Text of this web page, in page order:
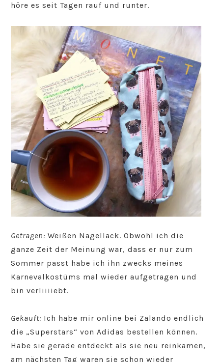
höre es seit Tagen rauf und runter.
Getragen: Weißen Nagellack. Obwohl ich die
ganze Zeit der Meinung war, dass er nur zum
Sommer passt habe ich ihn zwecks meines
Karnevalkostüms mal wieder aufgetragen und
bin verliiiiebt.
Gekauft: Ich habe mir online bei Zalando endlich
die „Superstars“ von Adidas bestellen können.
Habe sie gerade entdeckt als sie neu reinkamen,
am nächsten Tag waren sie schon wieder